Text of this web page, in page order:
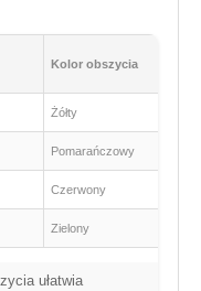
Kolor obszycia
Żółty
Pomarańczowy
Czerwony
Zielony
ułatwia